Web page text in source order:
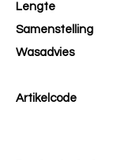
Lengte
Samenstelling
Wasadvies
Artikelcode